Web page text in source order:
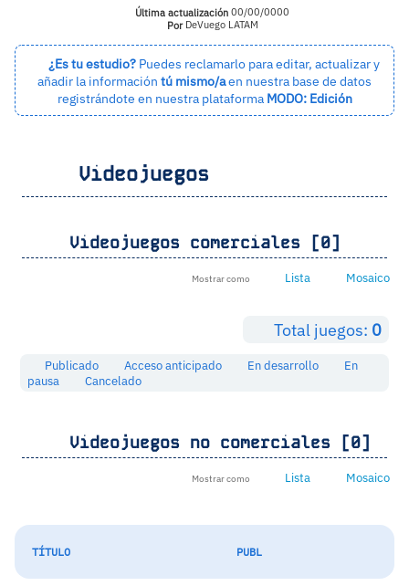
Última actualización 00/00/0000
PorDeVuego LATAM
¿Es tu estudio? Puedes reclamarlo para editar, actualizar y
añadir la información tú mismo/aen nuestra base de datos
registrándote en nuestra plataforma MODO: Edición
Videojuegos
Videojuegos comerciales [0]
Mostrar como Lista Mosaico
Total juegos: 0
Publicado Acceso anticipado En desarrollo
En
pausa
Cancelado
Videojuegos no comerciales [0]
Mostrar como Lista Mosaico
TÍTULO PUBL